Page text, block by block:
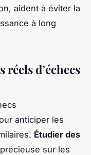
aident à éviter la
à long
réels d’échecs
anticiper les
Étudier des
sur les